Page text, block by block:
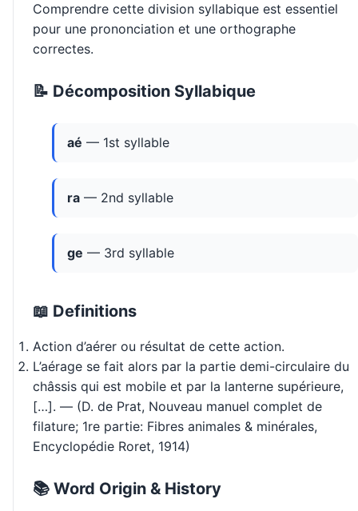
Comprendre cette division syllabique est essentiel
pour une prononciation et une orthographe
correctes.
📝 Décomposition Syllabique
aé — 1st syllable
ra — 2nd syllable
ge — 3rd syllable
📖 Definitions
Action d’aérer ou résultat de cette action.
L’aérage se fait alors par la partie demi-circulaire du
châssis qui est mobile et par la lanterne supérieure,
[…]. — (D. de Prat, Nouveau manuel complet de
filature; 1re partie: Fibres animales & minérales,
Encyclopédie Roret, 1914)
📚 Word Origin & History